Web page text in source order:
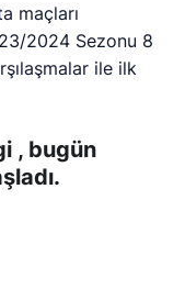
maçları
2024 Sezonu 8
ile ilk
, bugün